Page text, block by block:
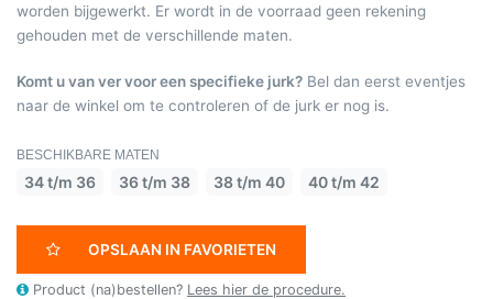
worden bijgewerkt. Er wordt in de voorraad geen rekening
gehouden met de verschillende maten.
Komt u van ver voor een specifieke jurk? Bel dan eerst eventjes
naar de winkel om te controleren of de jurk er nog is.
BESCHIKBARE MATEN
34 t/m 36 36 t/m 38 38 t/m 40 40 t/m 42
OPSLAAN IN FAVORIETEN
Product (na)bestellen? Lees hier de procedure.